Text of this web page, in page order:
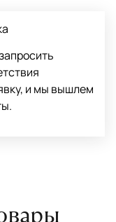
договоритесь о
в салон.
и мы вышлем